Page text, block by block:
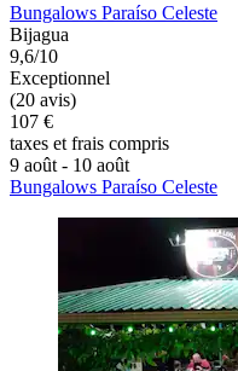
Bungalows Paraíso Celeste
Bijagua
9,6/10
Exceptionnel
(20 avis)
107 €
taxes et frais compris
9 août - 10 août
Bungalows Paraíso Celeste